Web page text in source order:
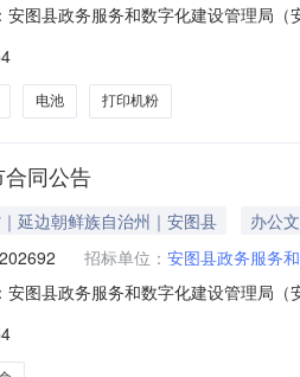
安图县政务服务和数字化建设管理局
价(元)总价(元)1晨光MG7103晨光/
电池 打印机粉
同公告
延边朝鲜族自治州｜安图县
办公
招标单位： 安图县政务服务
安图县政务服务和数字化建设管理局
(元)总价(元)1金值彩纸A4金值JK9022